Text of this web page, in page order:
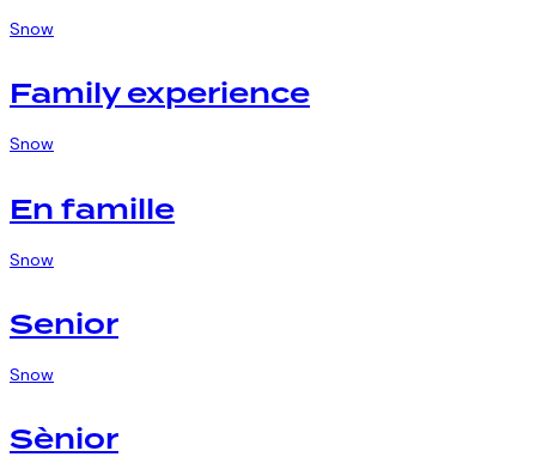
Snow
Family experience
Snow
En famille
Snow
Senior
Snow
Sènior